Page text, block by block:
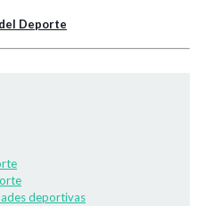
Deporte
deportivas